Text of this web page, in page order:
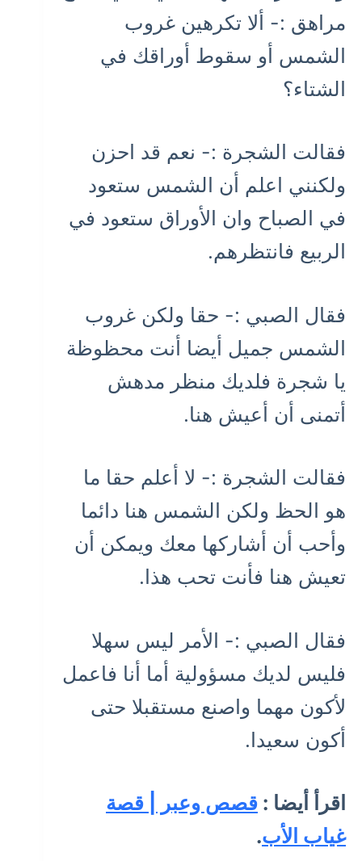
مراهق :- ألا تكرهين غروب
الشمس أو سقوط أوراقك في
الشتاء؟
فقالت الشجرة :- نعم قد احزن
ولكنني اعلم أن الشمس ستعود
في الصباح وان الأوراق ستعود في
الربيع فانتظرهم.
فقال الصبي :- حقا ولكن غروب
الشمس جميل أيضا أنت محظوظة
يا شجرة فلديك منظر مدهش
أتمنى أن أعيش هنا.
فقالت الشجرة :- لا أعلم حقا ما
هو الحظ ولكن الشمس هنا دائما
وأحب أن أشاركها معك ويمكن أن
تعيش هنا فأنت تحب هذا.
فقال الصبي :- الأمر ليس سهلا
فليس لديك مسؤولية أما أنا فاعمل
لأكون مهما واصنع مستقبلا حتى
أكون سعيدا.
اقرأ أيضا : قصص وعبر | قصة
غياب الأب.